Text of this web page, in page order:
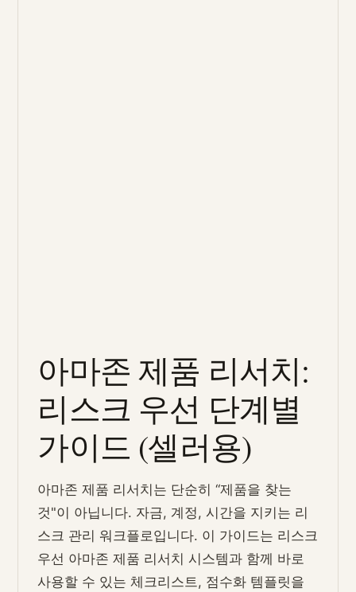
아마존 제품 리서치:
리스크 우선 단계별
가이드 (셀러용)
아마존 제품 리서치는 단순히 “제품을 찾는
것"이 아닙니다. 자금, 계정, 시간을 지키는 리
스크 관리 워크플로입니다. 이 가이드는 리스크
우선 아마존 제품 리서치 시스템과 함께 바로
사용할 수 있는 체크리스트, 점수화 템플릿을